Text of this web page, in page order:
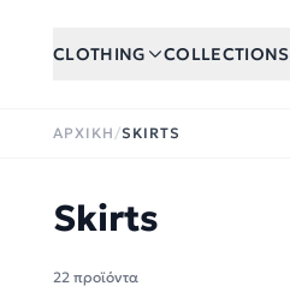
CLOTHING COLLECTIONS
ΑΡΧΙΚΉ /SKIRTS
Skirts
22 προϊόντα